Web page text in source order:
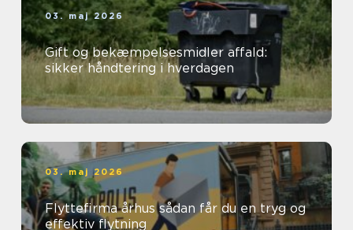
03. maj 2026
Gift og bekæmpelsesmidler affald:
sikker håndtering i hverdagen
03. maj 2026
Flyttefirma århus sådan får du en tryg og
effektiv flytning